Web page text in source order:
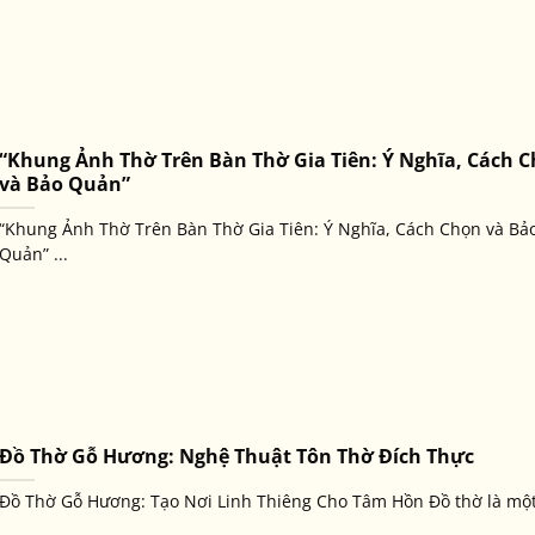
“Khung Ảnh Thờ Trên Bàn Thờ Gia Tiên: Ý Nghĩa, Cách
và Bảo Quản”
“Khung Ảnh Thờ Trên Bàn Thờ Gia Tiên: Ý Nghĩa, Cách Chọn và
Quản” ...
Đồ Thờ Gỗ Hương: Nghệ Thuật Tôn Thờ Đích Thực
Đồ Thờ Gỗ Hương: Tạo Nơi Linh Thiêng Cho Tâm Hồn Đồ thờ là